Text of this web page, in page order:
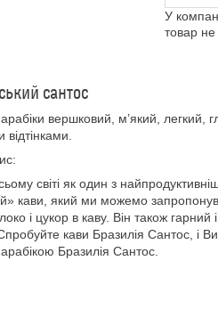
У
товар
сантос
вершковий, м’який,
відтінками.
світі як один з
кави, який ми можемо
і цукор в каву. Він також гарний
кави Бразилія Сантос, і
Бразилія Сантос.